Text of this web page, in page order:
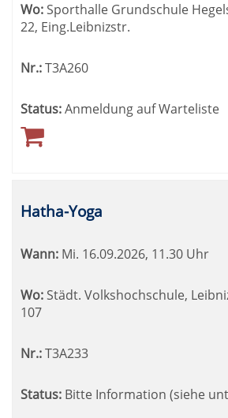
Wo:Sporthalle Grundschule
22, Eing.Leibnizstr.
Nr.:T3A260
Status:Anmeldung auf Warteliste
Hatha-Yoga
Wann: Mi. 16.09.2026, 11.30 Uhr
Wo: Städt. Volkshochschule,
107
Nr.:T3A233
Status: Bitte Information (siehe